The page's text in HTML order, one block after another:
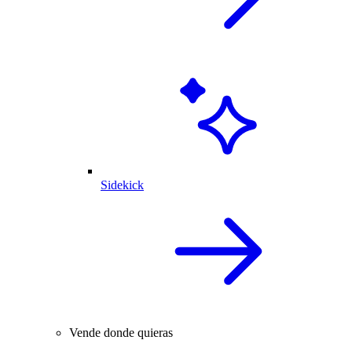
Sidekick
Vende donde quieras